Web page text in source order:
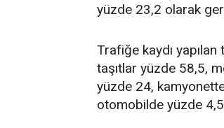
yüzde 23,2 olarak
Trafiğe kaydı yapılan
taşıtlar yüzde 58,5,
yüzde 24,
otomobilde yüzde